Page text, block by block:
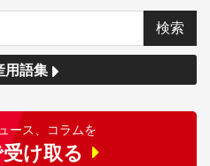
用語集
ース、コラムを
け取る